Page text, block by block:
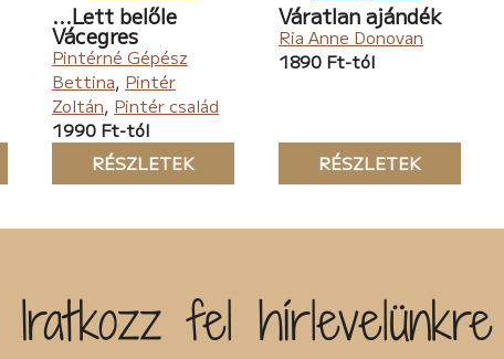
...Lett belőle
Vácegres
Pintérné Gépész
Bettina, Pintér
Zoltán, Pintér család
1990 Ft-tól
RÉSZLETEK
Váratlan ajándék
Ria Anne Donovan
1890 Ft-tól
RÉSZLETEK
Iratkozz fel hírlevelünkre